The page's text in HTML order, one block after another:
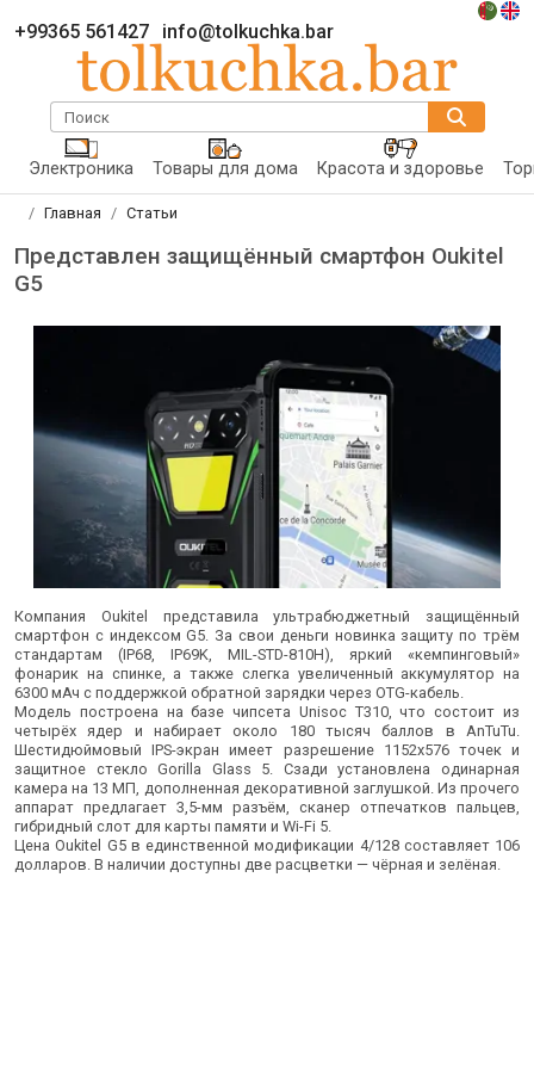
+99365 561427 info@tolkuchka.bar
Поиск
Электроника Товары для дома Красота и здоровье
Главная Статьи
Представлен защищённый смартфон Oukitel
G5
Компания Oukitel представила ультрабюджетный защищённый
смартфон с индексом G5. За свои деньги новинка защиту по трём
стандартам (IP68, IP69K, MIL-STD-810H), яркий «кемпинговый»
фонарик на спинке, а также слегка увеличенный аккумулятор на
6300 мАч с поддержкой обратной зарядки через OTG-кабель.
Модель построена на базе чипсета Unisoc T310, что состоит из
четырёх ядер и набирает около 180 тысяч баллов в AnTuTu.
Шестидюймовый IPS-экран имеет разрешение 1152x576 точек и
защитное стекло Gorilla Glass 5. Сзади установлена одинарная
камера на 13 МП, дополненная декоративной заглушкой. Из прочего
аппарат предлагает 3,5-мм разъём, сканер отпечатков пальцев,
гибридный слот для карты памяти и Wi-Fi 5.
Цена Oukitel G5 в единственной модификации 4/128 составляет 106
долларов. В наличии доступны две расцветки — чёрная и зелёная.